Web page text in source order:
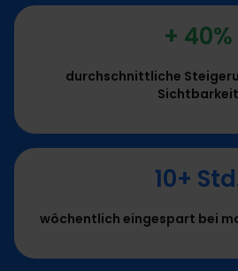
+ 40%
durchschnittliche
Sichtbarkeit
10+
wöchentlich eingespart bei